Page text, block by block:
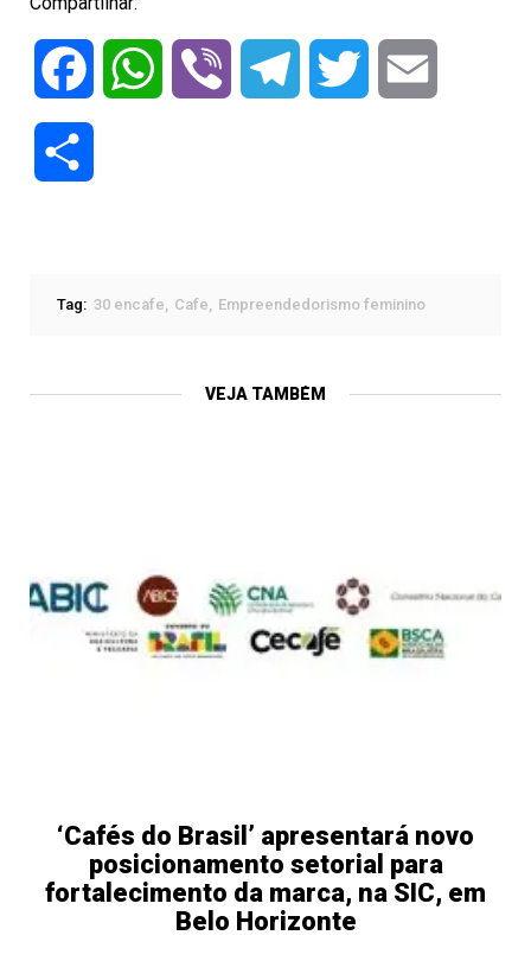
Facebook WhatsApp Viber Telegram Twitter
Tag: 30 encafe Cafe Empreendedorismo feminino
VEJA TAMBÉM
‘Cafés do Brasil’ apresentará novo
posicionamento setorial para
fortalecimento da marca, na SIC, em
Belo Horizonte